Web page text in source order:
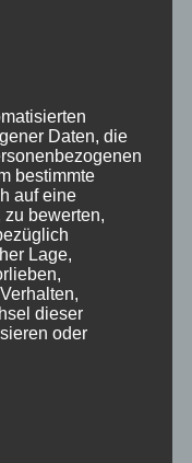
Alles,
Daten, die
bestimmte
auf eine
bewerten,
Lage,
dieser
oder